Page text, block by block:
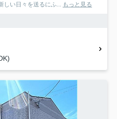
しい日々を送るにふ... もっと見る